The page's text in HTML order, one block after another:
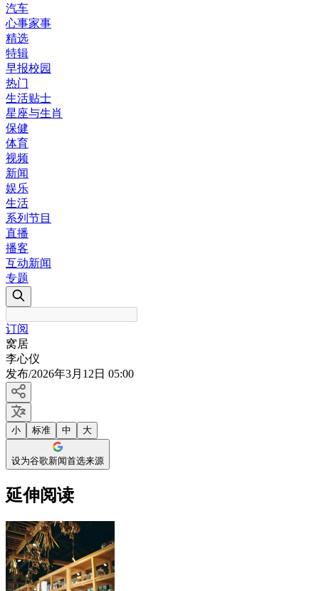
汽车
心事家事
精选
特辑
早报校园
热门
生活贴士
星座与生肖
保健
体育
视频
新闻
娱乐
生活
系列节目
直播
播客
互动新闻
专题
订阅
窝居
李心仪
发布/2026年3月12日 05:00
小 标准 中 大
设为谷歌新闻首选来源
延伸阅读